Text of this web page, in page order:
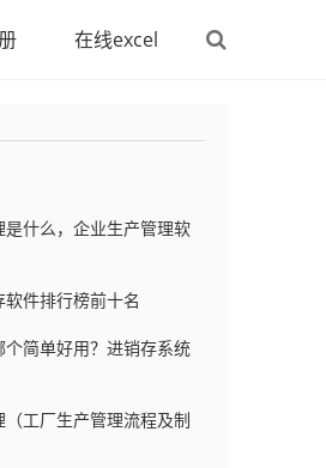
在线excel
是什么，企业生产管理软
件排行榜前十名
个简单好用？进销存系统
（工厂生产管理流程及制